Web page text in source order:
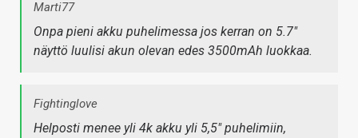
Marti77
Onpa pieni akku puhelimessa jos kerran on 5.7"
näyttö luulisi akun olevan edes 3500mAh luokkaa.
Fightinglove
Helposti menee yli 4k akku yli 5,5" puhelimiin,